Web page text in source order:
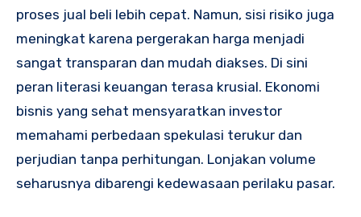
proses jual beli lebih cepat. Namun, sisi risiko juga
meningkat karena pergerakan harga menjadi
sangat transparan dan mudah diakses. Di sini
peran literasi keuangan terasa krusial. Ekonomi
bisnis yang sehat mensyaratkan investor
memahami perbedaan spekulasi terukur dan
perjudian tanpa perhitungan. Lonjakan volume
seharusnya dibarengi kedewasaan perilaku pasar.